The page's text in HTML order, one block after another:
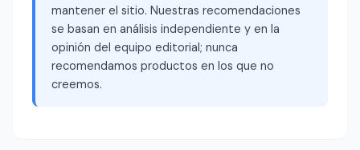
mantener el sitio. Nuestras recomendaciones
se basan en análisis independiente y en la
opinión del equipo editorial; nunca
recomendamos productos en los que no
creemos.